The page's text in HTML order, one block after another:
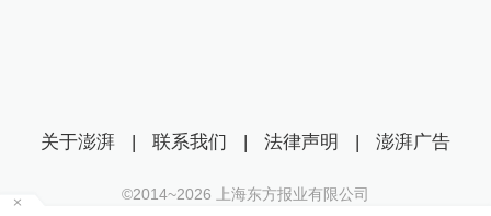
关于澎湃 | 联系我们 | 法律声明 | 澎湃广告
©2014~2026 上海东方报业有限公司